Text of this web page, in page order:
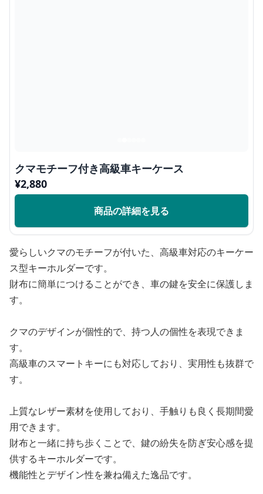
クマモチーフ付き高級車キーケース
¥2,880
商品の詳細を見る
愛らしいクマのモチーフが付いた、高級車対応のキーケー
ス型キーホルダーです。
財布に簡単につけることができ、車の鍵を安全に保護しま
す。
クマのデザインが個性的で、持つ人の個性を表現できま
す。
高級車のスマートキーにも対応しており、実用性も抜群で
す。
上質なレザー素材を使用しており、手触りも良く長期間愛
用できます。
財布と一緒に持ち歩くことで、鍵の紛失を防ぎ安心感を提
供するキーホルダーです。
機能性とデザイン性を兼ね備えた逸品です。